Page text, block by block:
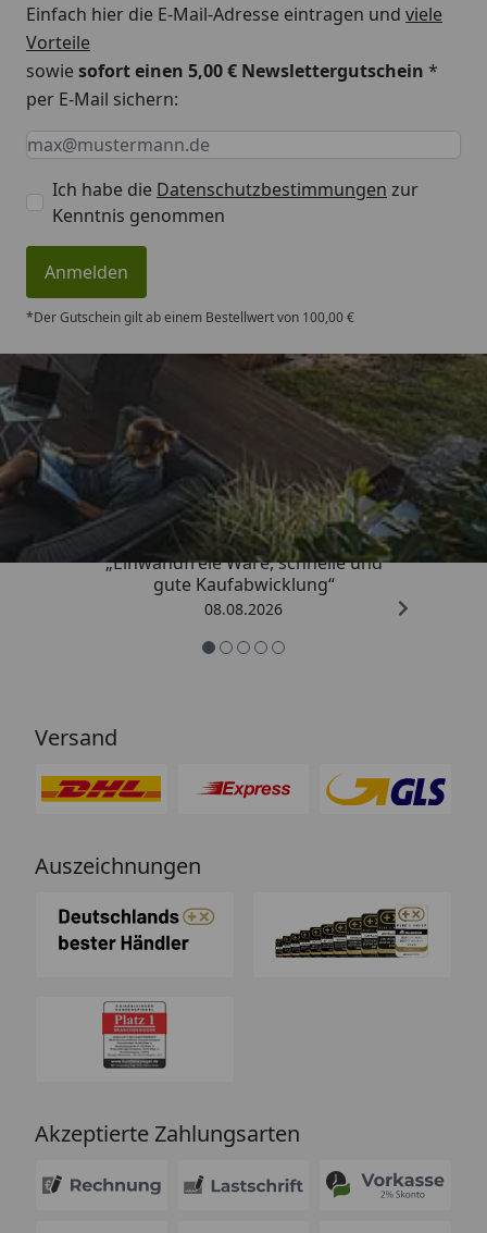
Einfach hier die E-Mail-Adresse eintragen und viele
Vorteile
sowiesofort einen 5,00 € Newslettergutschein *
per E-Mail sichern:
Keine Eingabe erforderlich
Eingabe erforderlich
E-Mail *
Ich habe die Datenschutzbestimmungen zur
Kenntnis genommen
Anmelden
*Der Gutschein gilt ab einem Bestellwert von 100,00 €
Trusted Shops
4,83/ 5
„Einwandfreie Ware, schnelle und
gute Kaufabwicklung“
08.08.2026
Versand
Auszeichnungen
Akzeptierte Zahlungsarten